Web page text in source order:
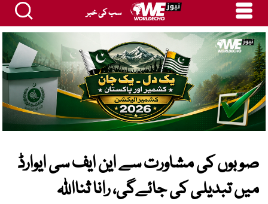
سب کی خبر
صوبوں کی مشاورت سے این ایف سی ایوارڈ
میں تبدیلی کی جائےگی، رانا ثنااللہ